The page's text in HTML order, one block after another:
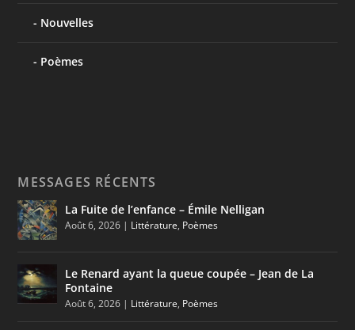
Nouvelles
Poèmes
MESSAGES RÉCENTS
La Fuite de l’enfance – Émile Nelligan
Août 6, 2026 | Littérature, Poèmes
Le Renard ayant la queue coupée – Jean de La
Fontaine
Août 6, 2026 | Littérature, Poèmes